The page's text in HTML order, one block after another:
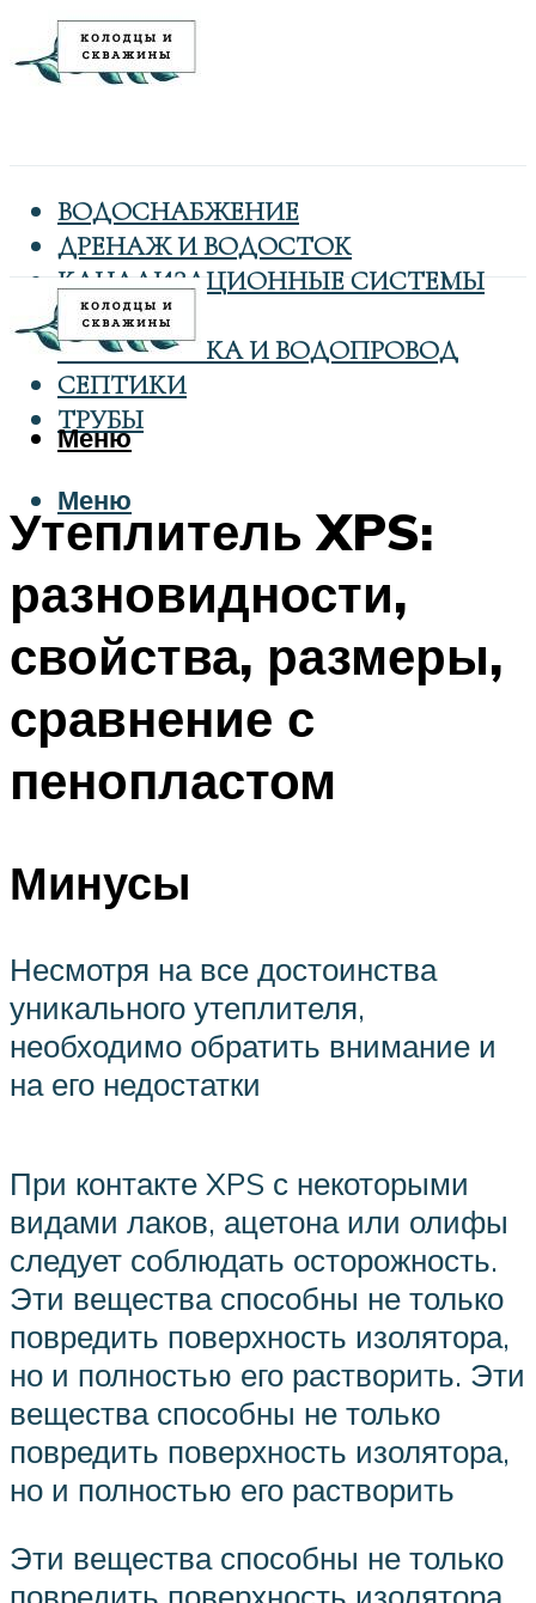
ВОДОСНАБЖЕНИЕ
ДРЕНАЖ И ВОДОСТОК
КАНАЛИЗАЦИОННЫЕ СИСТЕМЫ
КОЛОДЦЫ
САНТЕХНИКА И ВОДОПРОВОД
СЕПТИКИ
ТРУБЫ
Меню
Меню
Утеплитель XPS:
разновидности,
свойства, размеры,
сравнение с
пенопластом
Минусы
Несмотря на все достоинства
уникального утеплителя,
необходимо обратить внимание и
на его недостатки
При контакте XPS с некоторыми
видами лаков, ацетона или олифы
следует соблюдать осторожность.
Эти вещества способны не только
повредить поверхность изолятора,
но и полностью его растворить. Эти
вещества способны не только
повредить поверхность изолятора,
но и полностью его растворить
Эти вещества способны не только